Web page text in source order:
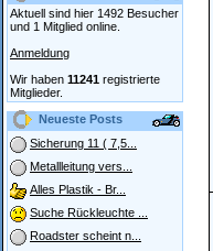
Aktuell sind hier 1492 Besucher
und 1 Mitglied online.
Anmeldung
Wir haben 11241 registrierte
Mitglieder.
Neueste Posts
Sicherung 11 ( 7,5...
Metallleitung vers...
Alles Plastik - Br...
Suche Rückleuchte ...
Roadster scheint n...